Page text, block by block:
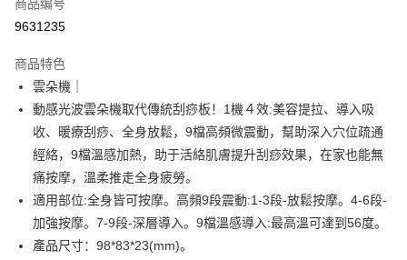
超商取货付款
Apple Pay
街口支付
悠遊付
Google Pay
Plus PAY
大哥付你分期
商品编号
9631235
商品特色
雲朵機｜
動感光波雲朵機取代傳統刮痧板！1機４效:美容提拉、導入吸
收、暖療刮痧、全身放鬆，9檔高頻微震動，幫助深入穴位疏通
經絡，9檔溫感加熱，助于活絡肌膚提升刮痧效果，在家也能無
痛按摩，溫柔推走全身疲勞。
適用部位:全身皆可按摩。高頻9段震動:1-3段-放鬆按摩。4-6段-
加強按摩。7-9段-深層導入。9檔溫感導入:最高溫可達到56度。
產品尺寸：98*83*23(mm)。